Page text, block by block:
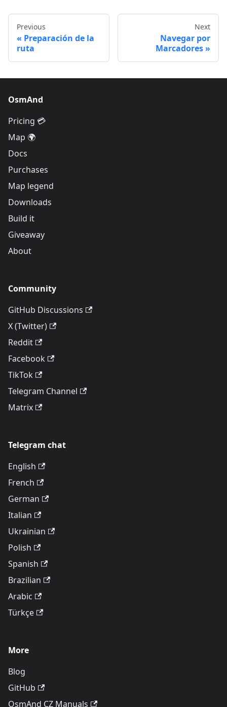
Previous
Preparación de la
ruta
Next
Navegar por
Marcadores
OsmAnd
Pricing 💳
Map 🌍
Docs
Purchases
Map legend
Downloads
Build it
Giveaway
About
Community
GitHub Discussions
X (Twitter)
Reddit
Facebook
TikTok
Telegram Channel
Matrix
Telegram chat
English
French
German
Italian
Ukrainian
Polish
Spanish
Brazilian
Arabic
Türkçe
More
Blog
GitHub
OsmAnd CZ Manuals